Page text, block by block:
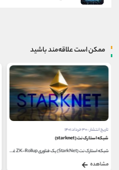
ممکن است علاقه‌مند باشید
تاریخ انتشار : ۳۰ خرداد ۱۴۰۱
شبکه استارک نت (starknet)
شبکه استارک نت (StarkNet) یک فناوری ZK-Rollup غیرمتمرکز...
مشاهده